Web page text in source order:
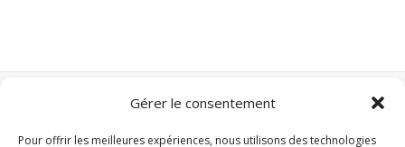
Gérer le consentement
Pour offrir les meilleures expériences, nous utilisons des technologies
exceptionnelles